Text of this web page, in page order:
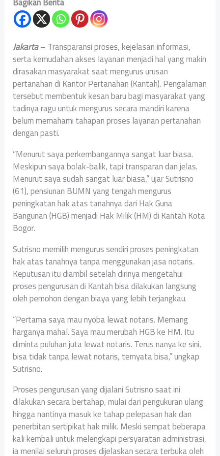
Jakarta– Transparansi proses, kejelasan informasi,
serta kemudahan akses layanan menjadi hal yang makin
dirasakan masyarakat saat mengurus urusan
pertanahan di Kantor Pertanahan (Kantah). Pengalaman
tersebut membentuk kesan baru bagi masyarakat yang
tadinya ragu untuk mengurus secara mandiri karena
belum memahami tahapan proses layanan pertanahan
dengan pasti.
“Menurut saya perkembangannya sangat luar biasa.
Meskipun saya bolak-balik, tapi transparan dan jelas.
Menurut saya sudah sangat luar biasa,” ujar Sutrisno
(61), pensiunan BUMN yang tengah mengurus
peningkatan hak atas tanahnya dari Hak Guna
Bangunan (HGB) menjadi Hak Milik (HM) di Kantah Kota
Bogor.
Sutrisno memilih mengurus sendiri proses peningkatan
hak atas tanahnya tanpa menggunakan jasa notaris.
Keputusan itu diambil setelah dirinya mengetahui
proses pengurusan di Kantah bisa dilakukan langsung
oleh pemohon dengan biaya yang lebih terjangkau.
“Pertama saya mau nyoba lewat notaris. Memang
harganya mahal. Saya mau merubah HGB ke HM. Itu
diminta puluhan juta lewat notaris. Terus nanya ke sini,
bisa tidak tanpa lewat notaris, ternyata bisa,” ungkap
Sutrisno.
Proses pengurusan yang dijalani Sutrisno saat ini
dilakukan secara bertahap, mulai dari pengukuran ulang
hingga nantinya masuk ke tahap pelepasan hak dan
penerbitan sertipikat hak milik. Meski sempat beberapa
kali kembali untuk melengkapi persyaratan administrasi,
ia menilai seluruh proses dijelaskan secara terbuka oleh